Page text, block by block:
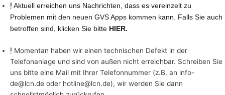
Ir
contenido
Aktuell erreichen uns Nachrichten, dass es vereinzelt zu
Problemen mit den neuen GVS Apps kommen kann. Falls Sie auch
betroffen sind, klicken Sie bitte HIER.
Momentan haben wir einen technischen Defekt in der
Telefonanlage und sind von außen nicht erreichbar. Schreiben Sie
uns bitte eine Mail mit Ihrer Telefonnummer (z.B. an info-
de@lcn.de oder hotline@lcn.de), wir werden Sie dann